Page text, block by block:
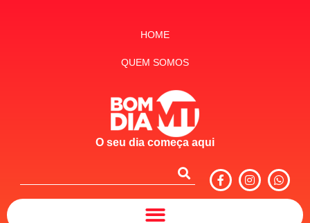
HOME
QUEM SOMOS
O seu dia começa aqui